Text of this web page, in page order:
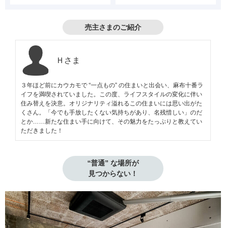
売主さまのご紹介
Ｈさま
３年ほど前にカウカモで “一点もの” の住まいと出会い、麻布十番ラ
イフを満喫されていました。この度、ライフスタイルの変化に伴い
住み替えを決意。オリジナリティ溢れるこの住まいには思い出がた
くさん。「今でも手放したくない気持ちがあり、名残惜しい」のだ
とか……新たな住まい手に向けて、その魅力をたっぷりと教えてい
ただきました！
“普通” な場所が
見つからない！